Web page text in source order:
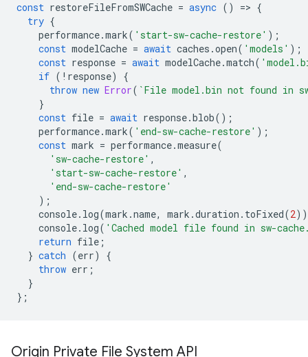
const restoreFileFromSWCache = async () => {
try {
performance.mark( 'start-sw-cache-restore' );
const modelCache = await caches .open( 'models' );
const response = await modelCache.match(
if ( ! response)
{
throw new Error( `File model.bin not found in
}
const file = await response.blob();
performance.mark( 'end-sw-cache-restore' );
const mark = performance.measure(
'sw-cache-restore' ,
'start-sw-cache-restore' ,
'end-sw-cache-restore'
);
console. log(mark .name, mark .duration . toFixed(2
console. log( 'Cached model file found in sw-
return file ;
} catch (err)
{
throw err ;
}
};
Origin Private File System API